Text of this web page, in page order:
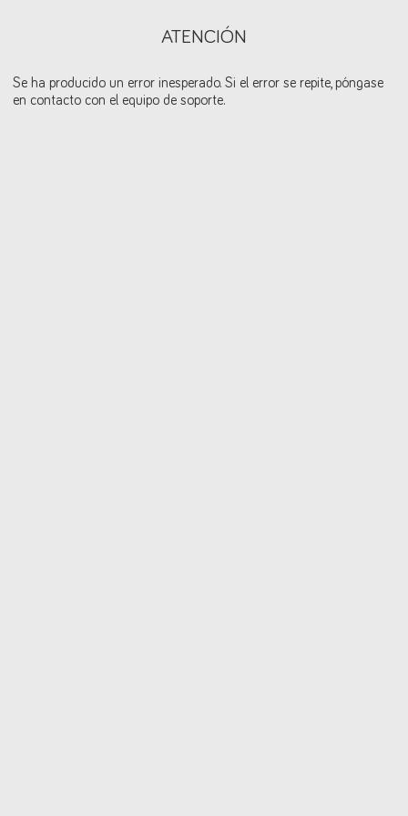
ATENCIÓN
Se ha producido un error inesperado. Si el error se repite, póngase
en contacto con el equipo de soporte.